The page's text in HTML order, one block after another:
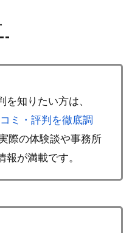
知りたい方は、
ミ・評判を徹底調
際の体験談や事務所
が満載です。